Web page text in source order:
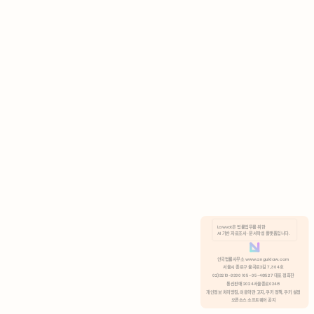
분석 쿠키 허용
Lawvot은 법률업무를 위한
AI 기반 자료조사 · 문서작성 플랫폼입니다.
안국법률사무소 www.anguklaw.com
서울시 종로구 율곡로2길 7, 304호
02)3210-3330 105-05-48527 대표 정희찬
통신판매 2024서울종로0248
개인정보 처리방침, 이용약관 고지, 쿠키 정책, 쿠키 설정
오픈소스 소프트웨어 공지